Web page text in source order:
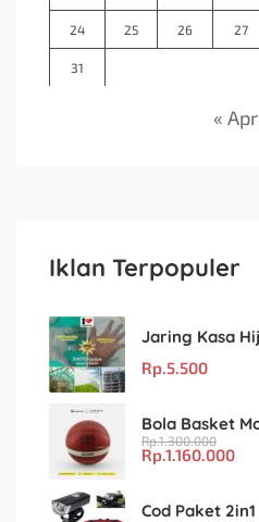
24 25 26 27
31
« Apr
Iklan Terpopuler
Rp.5.500
Rp.1.300.000
Rp.1.160.000